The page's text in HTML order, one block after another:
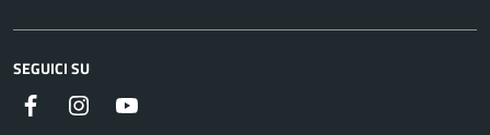
SEGUICI SU
Facebook Instagram